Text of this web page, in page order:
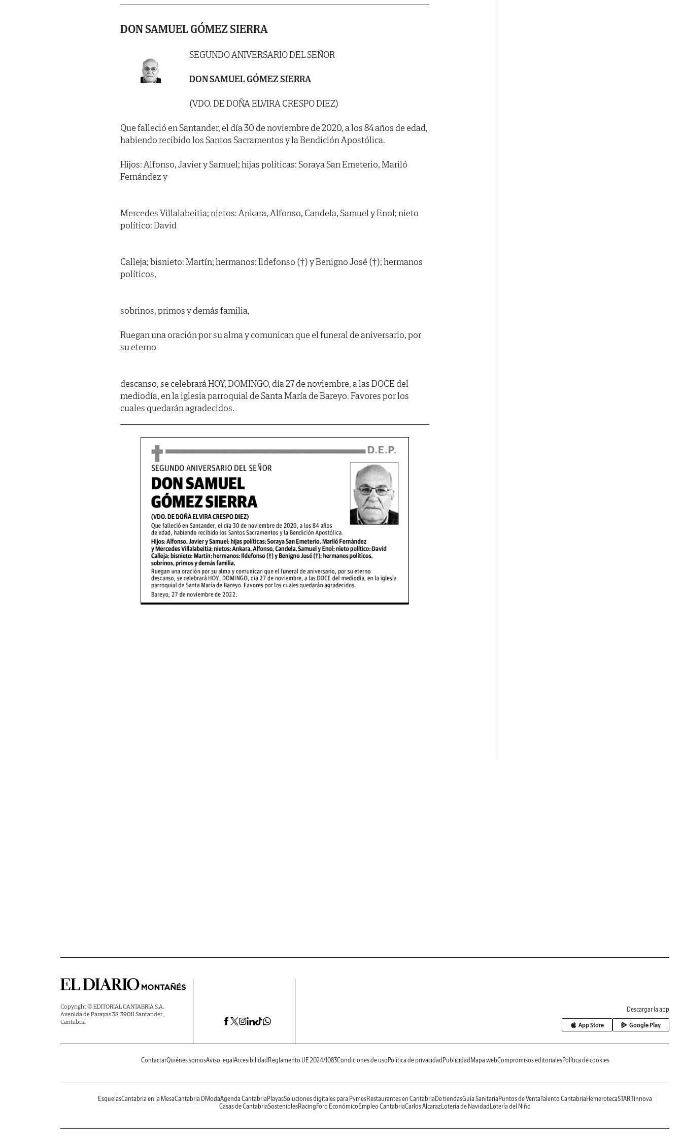
DON SAMUEL GÓMEZ SIERRA
SEGUNDO ANIVERSARIO DEL SEÑOR
DON SAMUEL GÓMEZ SIERRA
(VDO. DE DOÑA ELVIRA CRESPO DIEZ)
Que falleció en Santander, el día 30 de noviembre de 2020, a los 84 años de edad,
habiendo recibido los Santos Sacramentos y la Bendición Apostólica.
Hijos: Alfonso, Javier y Samuel; hijas políticas: Soraya San Emeterio, Mariló
Fernández y
Mercedes Villalabeitia; nietos: Ankara, Alfonso, Candela, Samuel y Enol; nieto
político: David
Calleja; bisnieto: Martín; hermanos: Ildefonso (†) y Benigno José (†); hermanos
políticos,
sobrinos, primos y demás familia,
Ruegan una oración por su alma y comunican que el funeral de aniversario, por
su eterno
descanso, se celebrará HOY, DOMINGO, día 27 de noviembre, a las DOCE del
mediodía, en la iglesia parroquial de Santa María de Bareyo. Favores por los
cuales quedarán agradecidos.
Copyright © EDITORIAL CANTABRIA S.A.
Avenida de Parayas 38, 39011 Santander ,
Cantabria
Descargar la app
App Store Google Play
ContactarQuiénes somosAviso legal Accesibilidad Reglamento UE 2024/1083Condiciones de uso Política de privacidad Publicidad Mapa webCompromisos editorialesPolítica de cookies
EsquelasCantabria en la MesaCantabria DModaAgenda Cantabria PlayasSoluciones digitales para PymesRestaurantes en Cantabria De tiendasGuía Sanitaria Puntos de VentaTalento Cantabria HemerotecaSTARTinnova
Casas de CantabriaSosteniblesRacing Foro Económico Empleo CantabriaCarlos AlcarazLotería de Navidad Lotería del Niño